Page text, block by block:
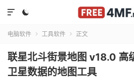


电脑软件  工具软件  正文
联星北斗街景地图 v18.0 高
卫星数据的地图工具